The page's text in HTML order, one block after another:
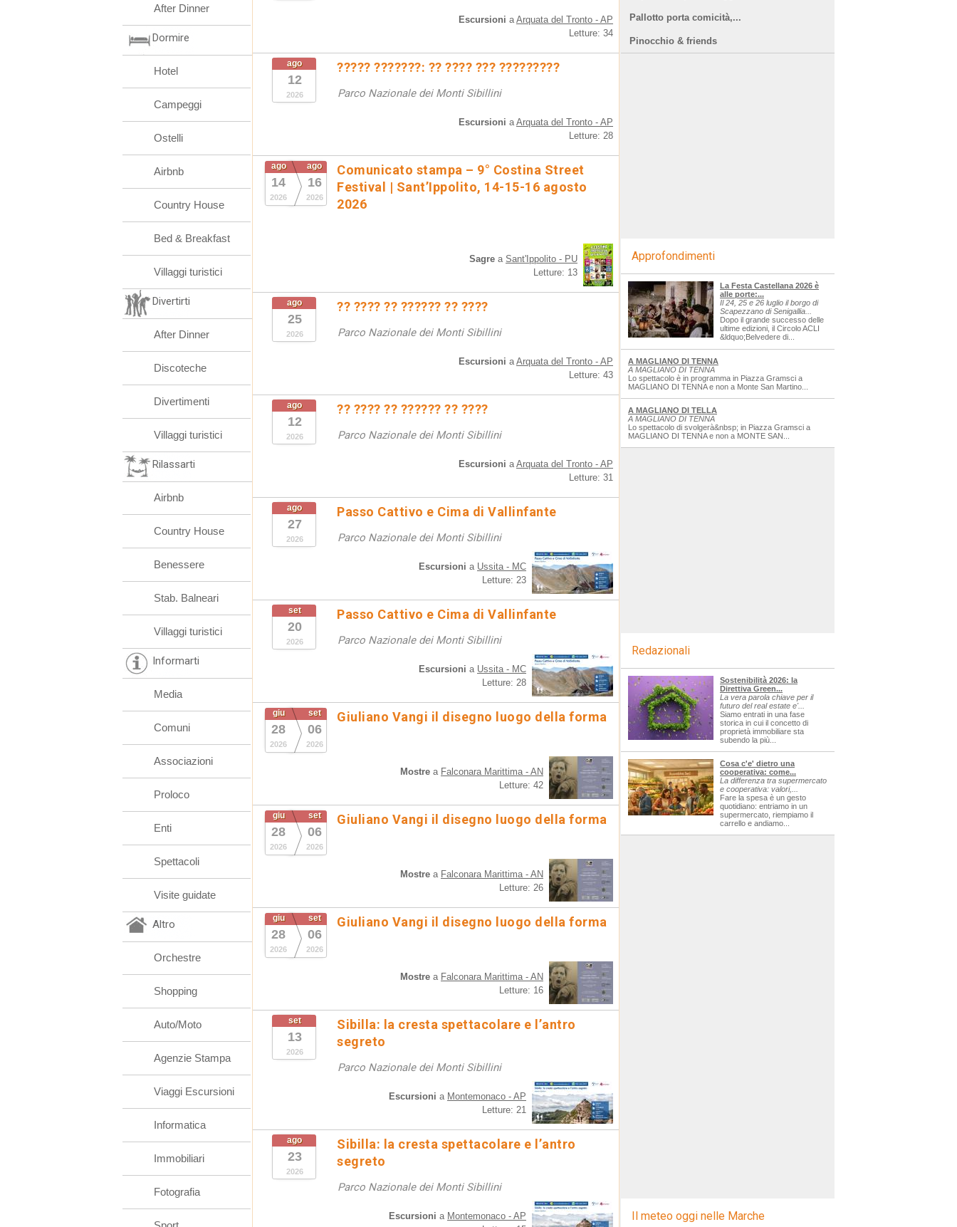
Escursioni aArquata del Tronto - AP
Letture: 34
ago
12
2026
????? ???????: ?? ???? ??? ?????????
Parco Nazionale dei Monti Sibillini
Escursioni aArquata del Tronto - AP
Letture: 28
ago
14
2026
ago
16
2026
Comunicato stampa – 9° Costina Street
Festival | Sant’Ippolito, 14-15-16 agosto
2026
Sagre a Sant'Ippolito - PU
Letture: 13
ago
25
2026
?? ???? ?? ?????? ?? ????
Parco Nazionale dei Monti Sibillini
Escursioni aArquata del Tronto - AP
Letture: 43
ago
12
2026
?? ???? ?? ?????? ?? ????
Parco Nazionale dei Monti Sibillini
Escursioni aArquata del Tronto - AP
Letture: 31
ago
27
2026
Passo Cattivo e Cima di Vallinfante
Parco Nazionale dei Monti Sibillini
Escursioni a Ussita - MC
Letture: 23
set
20
2026
Passo Cattivo e Cima di Vallinfante
Parco Nazionale dei Monti Sibillini
Escursioni a Ussita - MC
Letture: 28
giu
28
2026
set
06
2026
Giuliano Vangi il disegno luogo della forma
Mostre a Falconara Marittima - AN
Letture: 42
giu
28
2026
set
06
2026
Giuliano Vangi il disegno luogo della forma
Mostre a Falconara Marittima - AN
Letture: 26
giu
28
2026
set
06
2026
Giuliano Vangi il disegno luogo della forma
Mostre a Falconara Marittima - AN
Letture: 16
set
13
2026
Sibilla: la cresta spettacolare e l’antro
segreto
Parco Nazionale dei Monti Sibillini
Escursioni a Montemonaco - AP
Letture: 21
ago
23
2026
Sibilla: la cresta spettacolare e l’antro
segreto
Parco Nazionale dei Monti Sibillini
Escursioni a Montemonaco - AP
After Dinner
Dormire
Hotel
Campeggi
Ostelli
Airbnb
Country House
Bed & Breakfast
Villaggi turistici
Divertirti
After Dinner
Discoteche
Divertimenti
Villaggi turistici
Rilassarti
Airbnb
Country House
Benessere
Stab. Balneari
Villaggi turistici
Informarti
Media
Comuni
Associazioni
Proloco
Enti
Spettacoli
Visite guidate
Altro
Orchestre
Shopping
Auto/Moto
Agenzie Stampa
Viaggi Escursioni
Informatica
Immobiliari
Fotografia
Pallotto porta comicità,...
Pinocchio & friends
Approfondimenti
La Festa Castellana 2026 è
alle porte:...
Il 24, 25 e 26 luglio il borgo di
Scapezzano di Senigallia...
Dopo il grande successo delle
ultime edizioni, il Circolo ACLI
&ldquo;Belvedere di...
A MAGLIANO DI TENNA
A MAGLIANO DI TENNA
Lo spettacolo è in programma in Piazza Gramsci a
MAGLIANO DI TENNA e non a Monte San Martino...
A MAGLIANO DI TELLA
A MAGLIANO DI TENNA
Lo spettacolo di svolgerà&nbsp; in Piazza Gramsci a
MAGLIANO DI TENNA e non a MONTE SAN...
Redazionali
Sostenibilità 2026: la
Direttiva Green...
La vera parola chiave per il
futuro del real estate e'...
Siamo entrati in una fase
storica in cui il concetto di
proprietà immobiliare sta
subendo la più...
Cosa c'e' dietro una
cooperativa: come...
La differenza tra supermercato
e cooperativa: valori,...
Fare la spesa è un gesto
quotidiano: entriamo in un
supermercato, riempiamo il
carrello e andiamo...
Il meteo oggi nelle Marche